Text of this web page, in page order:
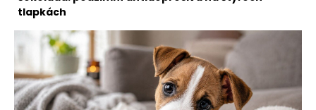
tlapkách